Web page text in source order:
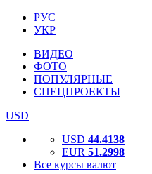
РУС
УКР
ВИДЕО
ФОТО
ПОПУЛЯРНЫЕ
СПЕЦПРОЕКТЫ
USD
USD 44.4138
EUR 51.2998
Все курсы валют